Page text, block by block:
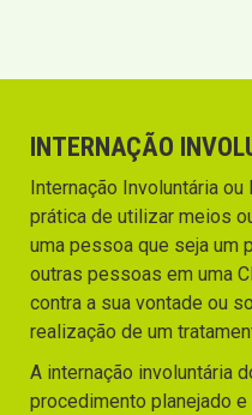
INTERNAÇÃO
Internação Involuntária
prática de utilizar meios
uma pessoa que seja um
outras pessoas em uma
contra a sua vontade ou
realização de um
A internação involuntária
procedimento planejado